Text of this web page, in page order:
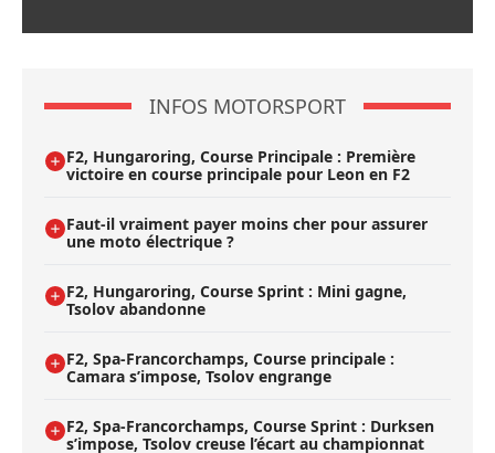
INFOS MOTORSPORT
F2, Hungaroring, Course Principale : Première
victoire en course principale pour Leon en F2
Faut-il vraiment payer moins cher pour assurer
une moto électrique ?
F2, Hungaroring, Course Sprint : Mini gagne,
Tsolov abandonne
F2, Spa-Francorchamps, Course principale :
Camara s’impose, Tsolov engrange
F2, Spa-Francorchamps, Course Sprint : Durksen
s’impose, Tsolov creuse l’écart au championnat